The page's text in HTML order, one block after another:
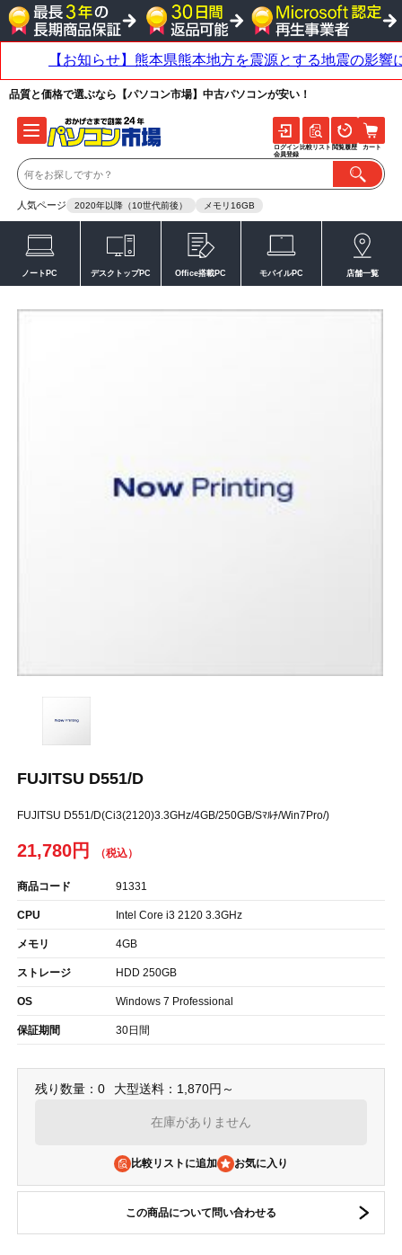
品質と価格で選ぶなら【パソコン市場】中古パソコンが安い！
人気ページ 2020年以降（10世代前後） メモリ16GB
ログイン
会員登録
比較リスト 閲覧履歴 カート
ノートPC デスクトップPC Office搭載PC モバイルPC 店舗一覧
FUJITSU D551/D
FUJITSU D551/D(Ci3(2120)3.3GHz/4GB/250GB/Sﾏﾙﾁ/Win7Pro/)
21,780円
商品コード 91331
CPU Intel Core i3 2120 3.3GHz
メモリ 4GB
ストレージ HDD 250GB
OS Windows 7 Professional
保証期間 30日間
残り数量：0 大型送料：1,870円～
在庫がありません
比較リストに追加
この商品について問い合わせる